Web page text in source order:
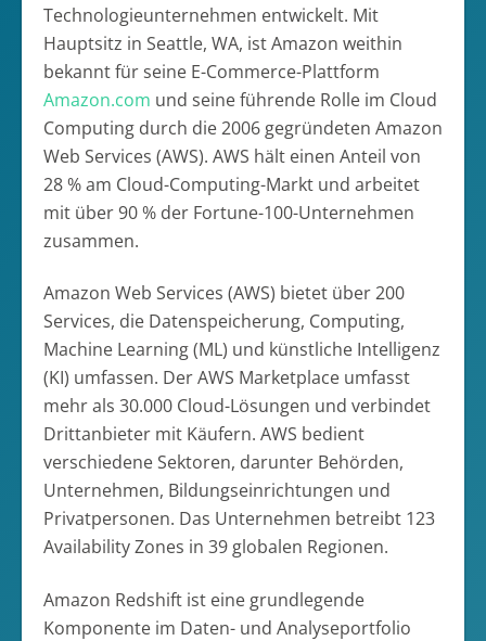
Technologieunternehmen entwickelt. Mit
Hauptsitz in Seattle, WA, ist Amazon weithin
bekannt für seine E-Commerce-Plattform
Amazon.com und seine führende Rolle im Cloud
Computing durch die 2006 gegründeten Amazon
Web Services (AWS). AWS hält einen Anteil von
28 % am Cloud-Computing-Markt und arbeitet
mit über 90 % der Fortune-100-Unternehmen
zusammen.
Amazon Web Services (AWS) bietet über 200
Services, die Datenspeicherung, Computing,
Machine Learning (ML) und künstliche Intelligenz
(KI) umfassen. Der AWS Marketplace umfasst
mehr als 30.000 Cloud-Lösungen und verbindet
Drittanbieter mit Käufern. AWS bedient
verschiedene Sektoren, darunter Behörden,
Unternehmen, Bildungseinrichtungen und
Privatpersonen. Das Unternehmen betreibt 123
Availability Zones in 39 globalen Regionen.
Amazon Redshift ist eine grundlegende
Komponente im Daten- und Analyseportfolio